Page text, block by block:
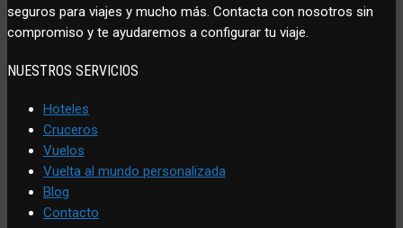
seguros para viajes y mucho más. Contacta con nosotros sin
compromiso y te ayudaremos a configurar tu viaje.
NUESTROS SERVICIOS
Hoteles
Cruceros
Vuelos
Vuelta al mundo personalizada
Blog
Contacto